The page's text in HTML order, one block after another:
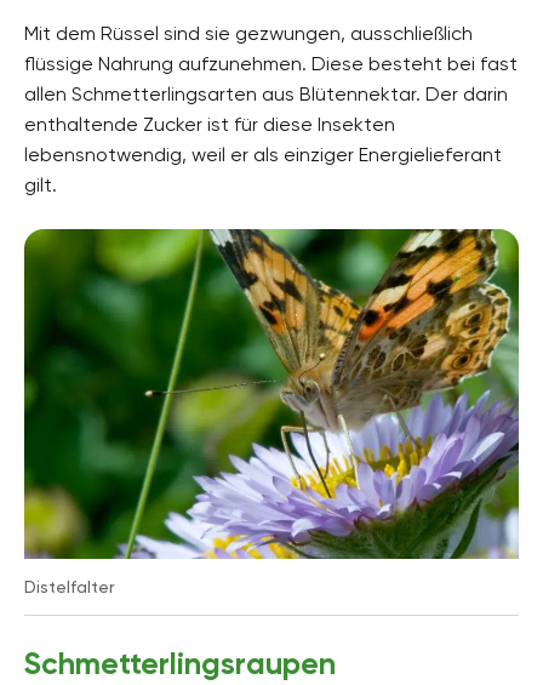
Mit dem Rüssel sind sie gezwungen, ausschließlich
flüssige Nahrung aufzunehmen. Diese besteht bei fast
allen Schmetterlingsarten aus Blütennektar. Der darin
enthaltende Zucker ist für diese Insekten
lebensnotwendig, weil er als einziger Energielieferant
gilt.
Distelfalter
Schmetterlingsraupen